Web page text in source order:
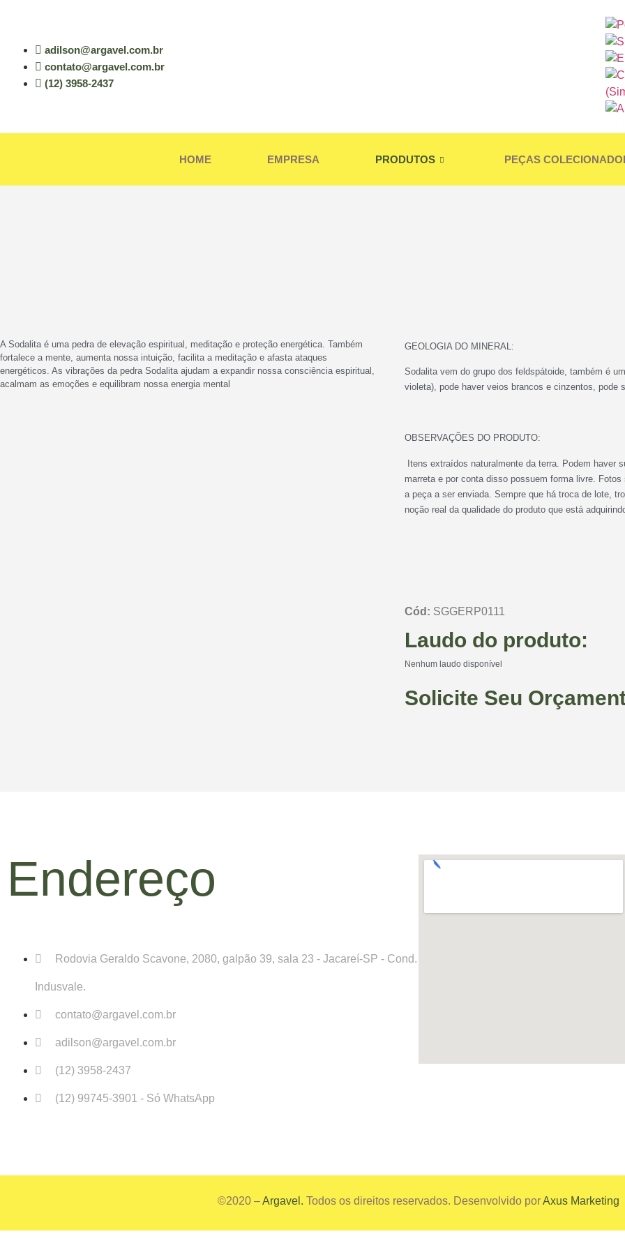
adilson@argavel.com.br
contato@argavel.com.br
(12) 3958-2437
HOME EMPRESA PRODUTOS PEÇAS
A Sodalita é uma pedra de elevação espiritual, meditação e proteção energética. Também
fortalece a mente, aumenta nossa intuição, facilita a meditação e afasta ataques
energéticos. As vibrações da pedra Sodalita ajudam a expandir nossa consciência espiritual,
acalmam as emoções e equilibram nossa energia mental
GEOLOGIA DO MINERAL:
Sodalita vem do grupo dos feldspátoide, também é
violeta), pode haver veios brancos e cinzentos, pode
OBSERVAÇÕES DO PRODUTO:
Itens extraídos naturalmente da terra. Podem haver
marreta e por conta disso possuem forma livre.
a peça a ser enviada. Sempre que há troca de lote,
noção real da qualidade do produto que está
Cód: SGGERP0111
Laudo do produto:
Nenhum laudo disponível
Solicite Seu
Endereço
Rodovia Geraldo Scavone, 2080, galpão 39, sala 23 - Jacareí-SP - Cond.
Indusvale.
contato@argavel.com.br
adilson@argavel.com.br
(12) 3958-2437
(12) 99745-3901 - Só WhatsApp
©2020 –Argavel. Todos os direitos reservados. Desenvolvido porAxus Marketing